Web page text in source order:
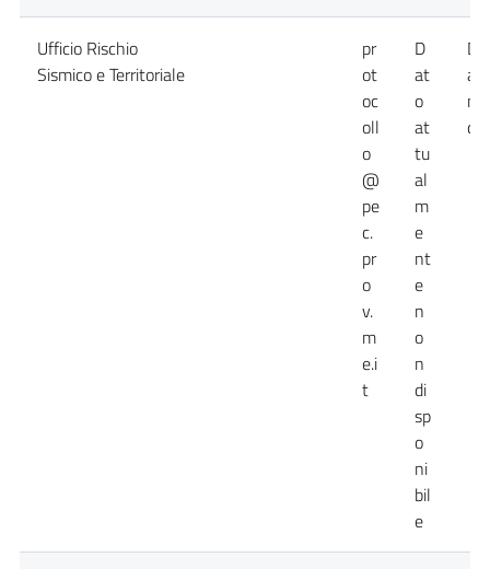
Ufficio Rischio
Sismico e Territoriale
pr
ot
oc
oll
o
@
pe
c.
pr
o
v.
m
e.i
t
D
at
o
at
tu
al
m
e
nt
e
n
o
n
di
sp
o
ni
bil
e